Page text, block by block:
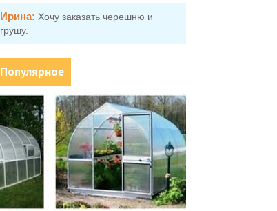
Ирина: Хочу заказать черешню и
грушу.
Популярное